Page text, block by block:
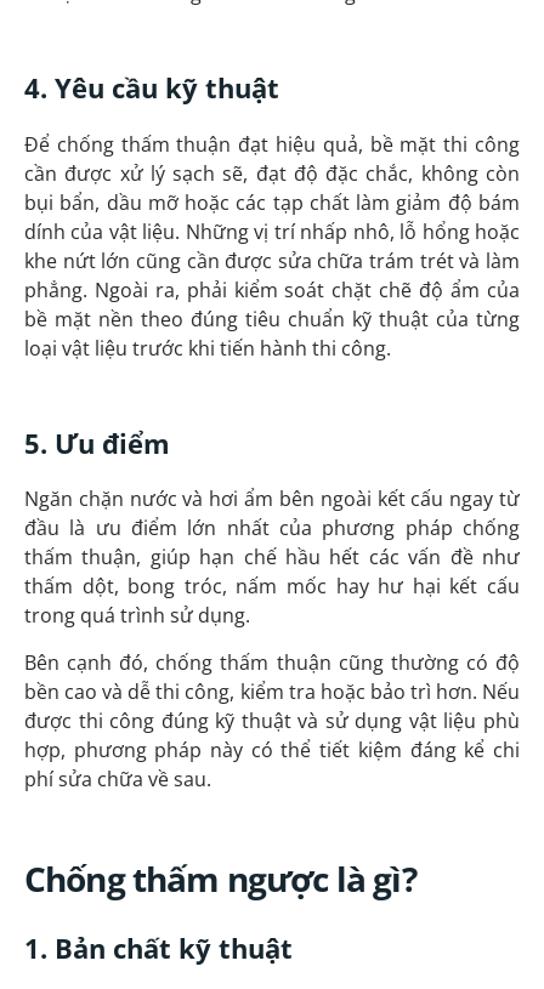
4. Yêu cầu kỹ thuật
Để chống thấm thuận đạt hiệu quả, bề mặt thi công
cần được xử lý sạch sẽ, đạt độ đặc chắc, không còn
bụi bẩn, dầu mỡ hoặc các tạp chất làm giảm độ bám
dính của vật liệu. Những vị trí nhấp nhô, lỗ hổng hoặc
khe nứt lớn cũng cần được sửa chữa trám trét và làm
phẳng. Ngoài ra, phải kiểm soát chặt chẽ độ ẩm của
bề mặt nền theo đúng tiêu chuẩn kỹ thuật của từng
loại vật liệu trước khi tiến hành thi công.
5. Ưu điểm
Ngăn chặn nước và hơi ẩm bên ngoài kết cấu ngay từ
đầu là ưu điểm lớn nhất của phương pháp chống
thấm thuận, giúp hạn chế hầu hết các vấn đề như
thấm dột, bong tróc, nấm mốc hay hư hại kết cấu
trong quá trình sử dụng.
Bên cạnh đó, chống thấm thuận cũng thường có độ
bền cao và dễ thi công, kiểm tra hoặc bảo trì hơn. Nếu
được thi công đúng kỹ thuật và sử dụng vật liệu phù
hợp, phương pháp này có thể tiết kiệm đáng kể chi
phí sửa chữa về sau.
Chống thấm ngược là gì?
1. Bản chất kỹ thuật